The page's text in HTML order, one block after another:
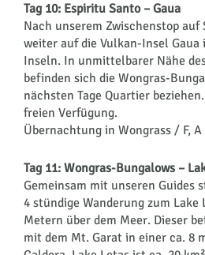
Tag 10: Espiritu Santo – Gaua
Nach unserem Zwischenstop
weiter auf die Vulkan-Insel
Inseln. In unmittelbarer Nähe
befinden sich die Wongras-
nächsten Tage Quartier
freien Verfügung.
Übernachtung in Wongrass / F, A
Tag 11: Wongras-Bungalows –
Gemeinsam mit unseren Guides
4 stündige Wanderung zum Lake
Metern über dem Meer. Dieser
mit dem Mt. Garat in einer ca. 8